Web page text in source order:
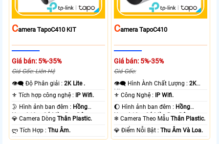
CAmera TapoC410 KIT
Giá bán: 5%-35%
Giá Gốc: Liên Hệ
👁️‍🗨 Độ Phân giải :2K Lite .
⚜️ Tích hợp công nghệ : IP Wifi.
🌛 Hình ảnh ban đêm : Hồng
Ngoại 10m Có Màu Ban Ðêm.
💎 Camera DòngThân Plastic.
️ლ Tích Hợp :Thu Âm.
CAmera TapoC410
Giá bán: 5%-35%
Giá Gốc:
👁️‍🗨 Hình Ành Chất Lượng :2K
Lite .
⚜️ Công Nghệ : IP Wifi.
🌔 Hình ảnh ban đêm : Hồng
Ngoại 10m Có Màu Ban Ðêm.
❄ Camera Theo MẫuThân Plastic.
️💎 Điểm Nỗi Bật :Thu Âm Và Loa.